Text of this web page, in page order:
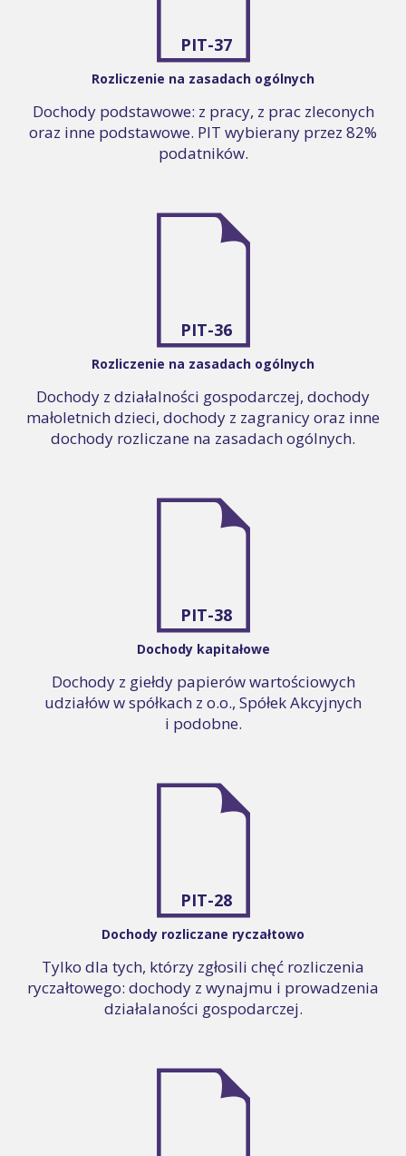
PIT-37
Rozliczenie na zasadach ogólnych
Dochody podstawowe: z pracy, z prac zleconych
oraz inne podstawowe. PIT wybierany przez 82%
podatników.
PIT-36
Rozliczenie na zasadach ogólnych
Dochody z działalności gospodarczej, dochody
małoletnich dzieci, dochody z zagranicy oraz inne
dochody rozliczane na zasadach ogólnych.
PIT-38
Dochody kapitałowe
Dochody z giełdy papierów wartościowych
udziałów w spółkach z o.o., Spółek Akcyjnych
i podobne.
PIT-28
Dochody rozliczane ryczałtowo
Tylko dla tych, którzy zgłosili chęć rozliczenia
ryczałtowego: dochody z wynajmu i prowadzenia
działalaności gospodarczej.